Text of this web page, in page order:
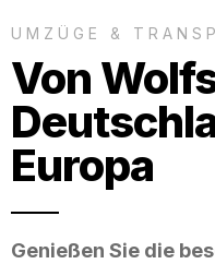
UMZÜGE &
Von
Europa
Genießen Sie die